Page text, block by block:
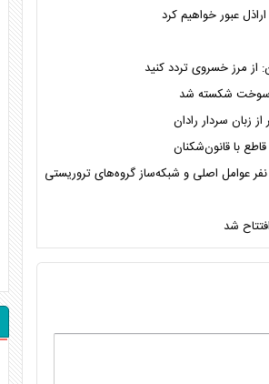
عبور خواهیم کرد
از مرز خسروی تردد کنید
سوخت شکسته شد
زبان سردار رادان
با قانون‌شکنان
سردار رادان از دستگیری ۴۸ نفر عوامل اصلی و شبکه‌ساز گروه‌های تروریستی